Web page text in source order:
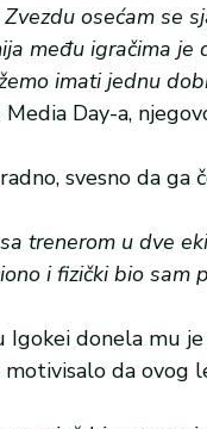
osećam se
među igračima je
imati jednu
Day-a,
svesno da ga
trenerom u dve
i fizički bio sam
Igokei donela mu
da ovog